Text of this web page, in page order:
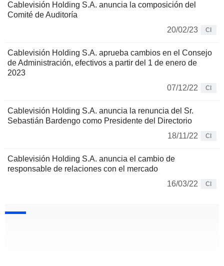
Cablevisión Holding S.A. anuncia la composición del
Comité de Auditoría
20/02/23
CI
Cablevisión Holding S.A. aprueba cambios en el Consejo
de Administración, efectivos a partir del 1 de enero de
2023
07/12/22
CI
Cablevisión Holding S.A. anuncia la renuncia del Sr.
Sebastián Bardengo como Presidente del Directorio
18/11/22
CI
Cablevisión Holding S.A. anuncia el cambio de
responsable de relaciones con el mercado
16/03/22
CI